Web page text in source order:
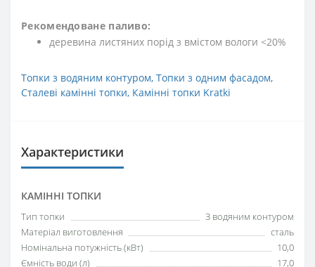
Рекомендоване паливо:
деревина листяних порід з вмістом вологи <20%
Топки з водяним контуром, Топки з одним фасадом,
Сталеві камінні топки, Камінні топки Kratki
Характеристики
КАМІННІ ТОПКИ
Тип топки
З водяним контуром
Матеріал виготовлення
сталь
Номінальна потужність (кВт)
10,0
Ємність води (л)
17,0